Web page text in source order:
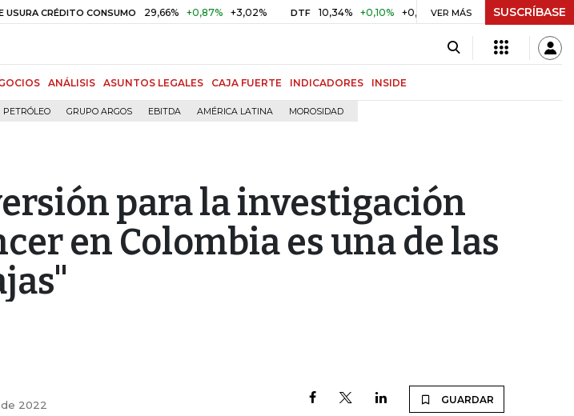
CONSUMO 29,66% +0,87% +3,02% DTF 10,34% +0,10% +0,98% UVR $ 416,86 +$ 0,05 +0,01%
VER MÁS SUSCRÍBASE
ANÁLISIS ASUNTOS LEGALES CAJA FUERTE INDICADORES INSIDE
PETRÓLEO GRUPO ARGOS EBITDA AMÉRICA LATINA MOROSIDAD
para la investigación
en Colombia es una de las
2022 GUARDAR